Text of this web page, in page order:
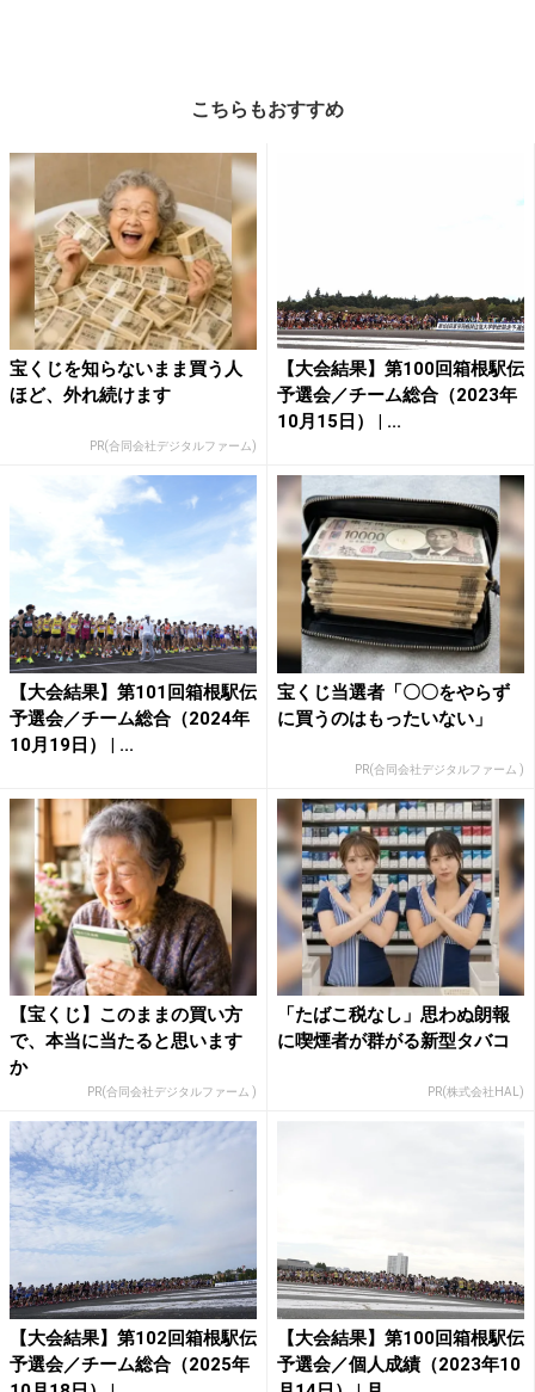
こちらもおすすめ
宝くじを知らないまま買う人
ほど、外れ続けます
PR(合同会社デジタルファーム)
【大会結果】第100回箱根駅伝
予選会／チーム総合（2023年
10月15日） | ...
【大会結果】第101回箱根駅伝
予選会／チーム総合（2024年
10月19日） | ...
宝くじ当選者「〇〇をやらず
に買うのはもったいない」
PR(合同会社デジタルファーム )
【宝くじ】このままの買い方
で、本当に当たると思います
か
PR(合同会社デジタルファーム )
「たばこ税なし」思わぬ朗報
に喫煙者が群がる新型タバコ
PR(株式会社HAL)
【大会結果】第102回箱根駅伝
予選会／チーム総合（2025年
【大会結果】第100回箱根駅伝
予選会／個人成績（2023年10